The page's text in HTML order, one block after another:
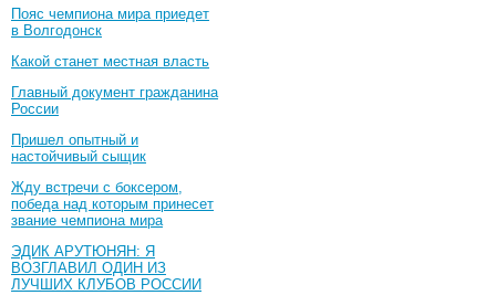
Пояс чемпиона мира приедет
в Волгодонск
Какой станет местная власть
Главный документ гражданина
России
Пришел опытный и
настойчивый сыщик
Жду встречи с боксером,
победа над которым принесет
звание чемпиона мира
ЭДИК АРУТЮНЯН: Я
ВОЗГЛАВИЛ ОДИН ИЗ
ЛУЧШИХ КЛУБОВ РОССИИ